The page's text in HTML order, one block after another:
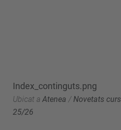
Index_continguts.png
Ubicat a Atenea /Novetats curs
25/26